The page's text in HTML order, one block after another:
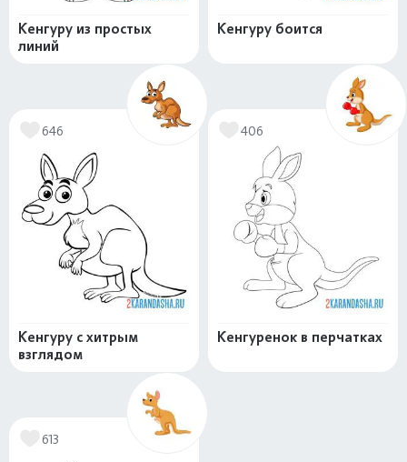
Кенгуру из простых
линий
Кенгуру боится
646
Кенгуру с хитрым
взглядом
406
Кенгуренок в перчатках
613